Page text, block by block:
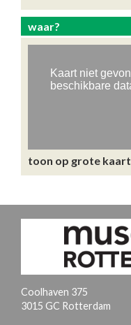
waar?
toon op grote kaart
Coolhaven 375
3015 GC Rotterdam